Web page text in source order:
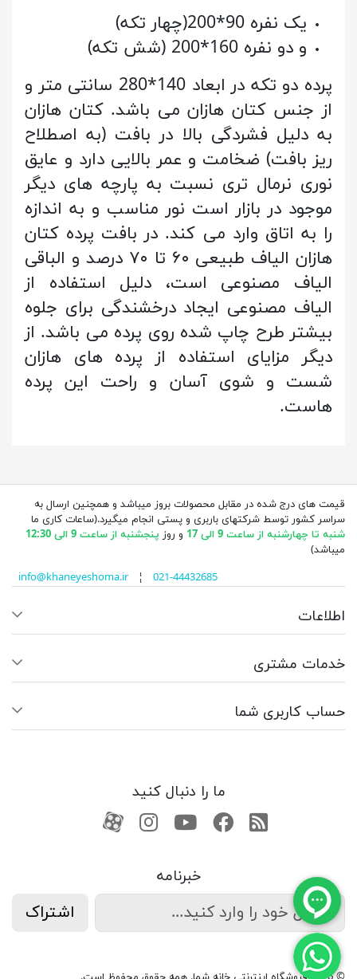
یک نفره 90*200(چهار تکه)
و دو نفره 160*200 (شش تکه)
پرده دو تکه در ابعاد 140*280 سانتی متر و
از جنس کتان هازان می باشد. کتان هازان
به دلیل فشردگی بالا در بافت (به اصطلاح
ریز بافت) ضخامت و عمر بالایی دارد و عایق
نوری نرمال تری نسبت به پارچه های دیگر
موجود در بازار است نور مناسب و به اندازه
را به اتاق وارد می کند. در بافت پرده کتان
هازان الیاف طبیعی ۶۰ تا ۷۰ درصد و الباقی
الیاف مصنوعی است، دلیل استفاده از
الیاف مصنوعی ایجاد درخشندگی برای جلوه
بیشتر طرح چاپ شده روی پرده می باشد. از
دیگر مزایای استفاده از پرده های هازان
شست و شوی آسان و راحت این پرده
هاست.
قیمت های درج شده در مقابل محصولات بروز میباشد و همچنین ارسال به
سراسر کشور توسط شرکتهای باربری و پستی انجام میگیرد.(ساعات کاری ما
شنبه تا چهارشنبه از ساعت 9 الی 17
و روز پنجشنبه از ساعت 9 الی 12:30
میباشد)
info@khaneyeshoma.ir¦ 021-44432685
اطلاعات
خدمات مشتری
حساب کاربری شما
ما را دنبال کنید
RSSفیسبوکیوتیوبکانال آپارات
کانال آپارات
خبرنامه
اشتراک